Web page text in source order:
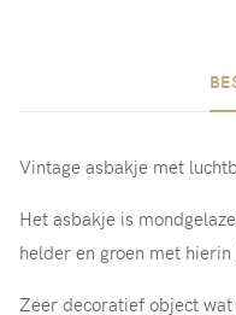
Vintage asbakje met
Het asbakje is
helder en groen met
Zeer decoratief object